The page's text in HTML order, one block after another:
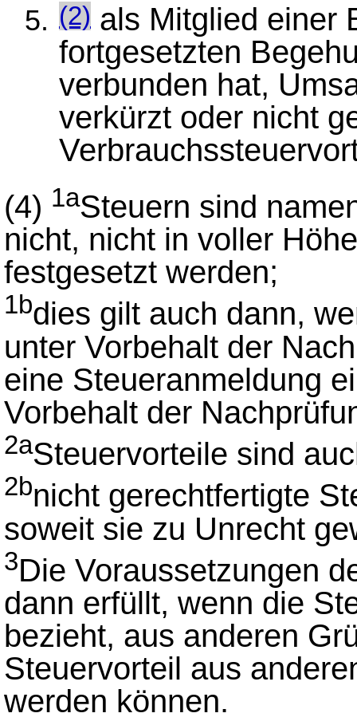
(2) als Mitglied einer
fortgesetzten
verbunden hat,
verkürzt oder nicht
(4) 1aSteuern sind
nicht, nicht in voller
festgesetzt werden;
1bdies gilt auch dann,
unter Vorbehalt der
eine Steueranmeldung
Vorbehalt der
2aSteuervorteile sind
2bnicht gerechtfertigte
soweit sie zu Unrecht
3Die Voraussetzungen
dann erfüllt, wenn die
bezieht, aus anderen
Steuervorteil aus
werden können.